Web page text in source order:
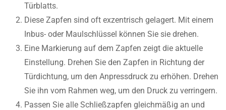
Türblatts.
Diese Zapfen sind oft exzentrisch gelagert. Mit einem
Inbus- oder Maulschlüssel können Sie sie drehen.
Eine Markierung auf dem Zapfen zeigt die aktuelle
Einstellung. Drehen Sie den Zapfen in Richtung der
Türdichtung, um den Anpressdruck zu erhöhen. Drehen
Sie ihn vom Rahmen weg, um den Druck zu verringern.
Passen Sie alle Schließzapfen gleichmäßig an und